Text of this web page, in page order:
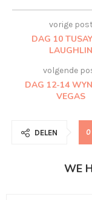
vorige post
DAG 10
LAUGHLIN
volgende
DAG 12-14
VEGAS
DELEN 0
WE